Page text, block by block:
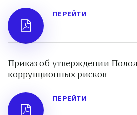
ПЕРЕЙТИ
Приказ об утверждении
коррупционных рисков
ПЕРЕЙТИ